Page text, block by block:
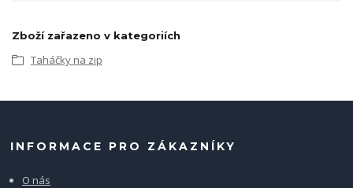
Zboží zařazeno v kategoriích
Taháčky na zip
INFORMACE PRO ZÁKAZNÍKY
O nás